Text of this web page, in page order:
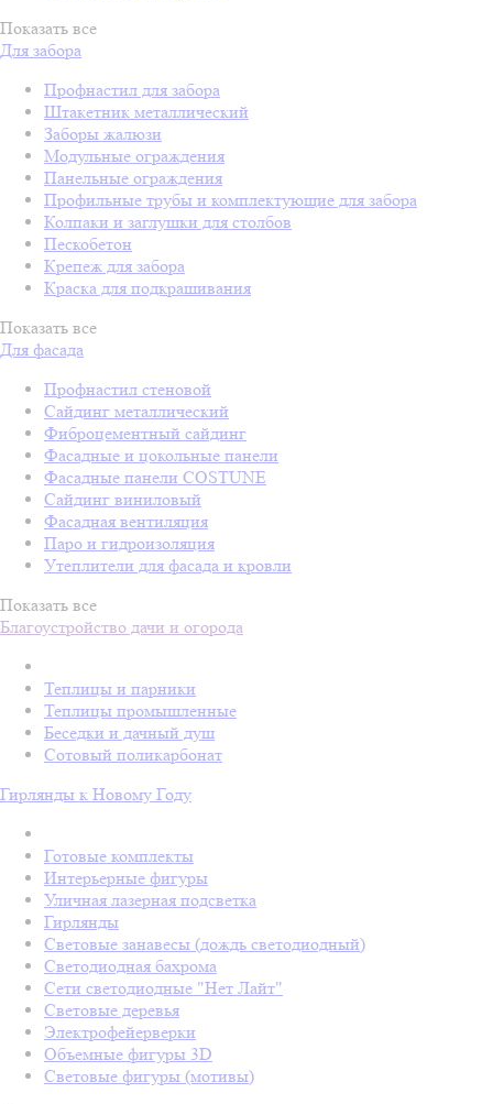
Показать все
Для забора
Профнастил для забора
Штакетник металлический
Заборы жалюзи
Модульные ограждения
Панельные ограждения
Профильные трубы и комплектующие для забора
Колпаки и заглушки для столбов
Пескобетон
Крепеж для забора
Краска для подкрашивания
Показать все
Для фасада
Профнастил стеновой
Сайдинг металлический
Фиброцементный сайдинг
Фасадные и цокольные панели
Фасадные панели COSTUNE
Сайдинг виниловый
Фасадная вентиляция
Паро и гидроизоляция
Утеплители для фасада и кровли
Показать все
Благоустройство дачи и огорода
Теплицы и парники
Теплицы промышленные
Беседки и дачный душ
Сотовый поликарбонат
Гирлянды к Новому Году
Готовые комплекты
Интерьерные фигуры
Уличная лазерная подсветка
Гирлянды
Световые занавесы (дождь светодиодный)
Светодиодная бахрома
Сети светодиодные "Нет Лайт"
Световые деревья
Электрофейерверки
Объемные фигуры 3D
Световые фигуры (мотивы)